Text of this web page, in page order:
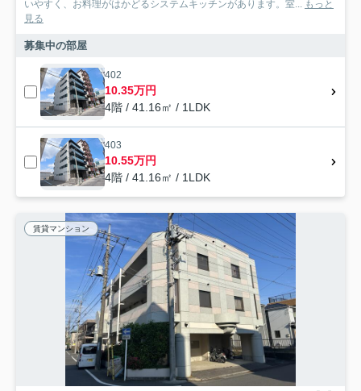
いやすく、お料理がはかどるシステムキッチンがあります。室... もっと
見る
募集中の部屋
402
10.35万円
4階 / 41.16㎡ / 1LDK
403
10.55万円
4階 / 41.16㎡ / 1LDK
賃貸マンション